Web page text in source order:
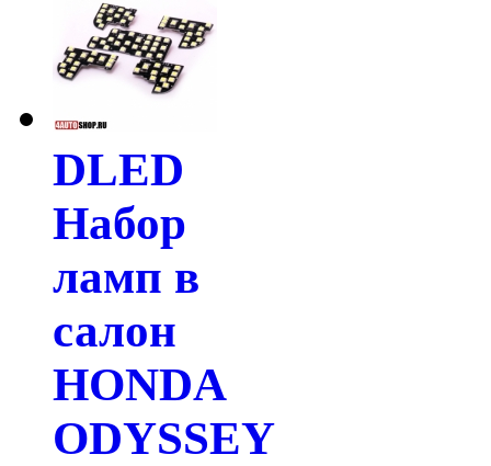
DLED
Набор
ламп в
салон
HONDA
ODYSSEY